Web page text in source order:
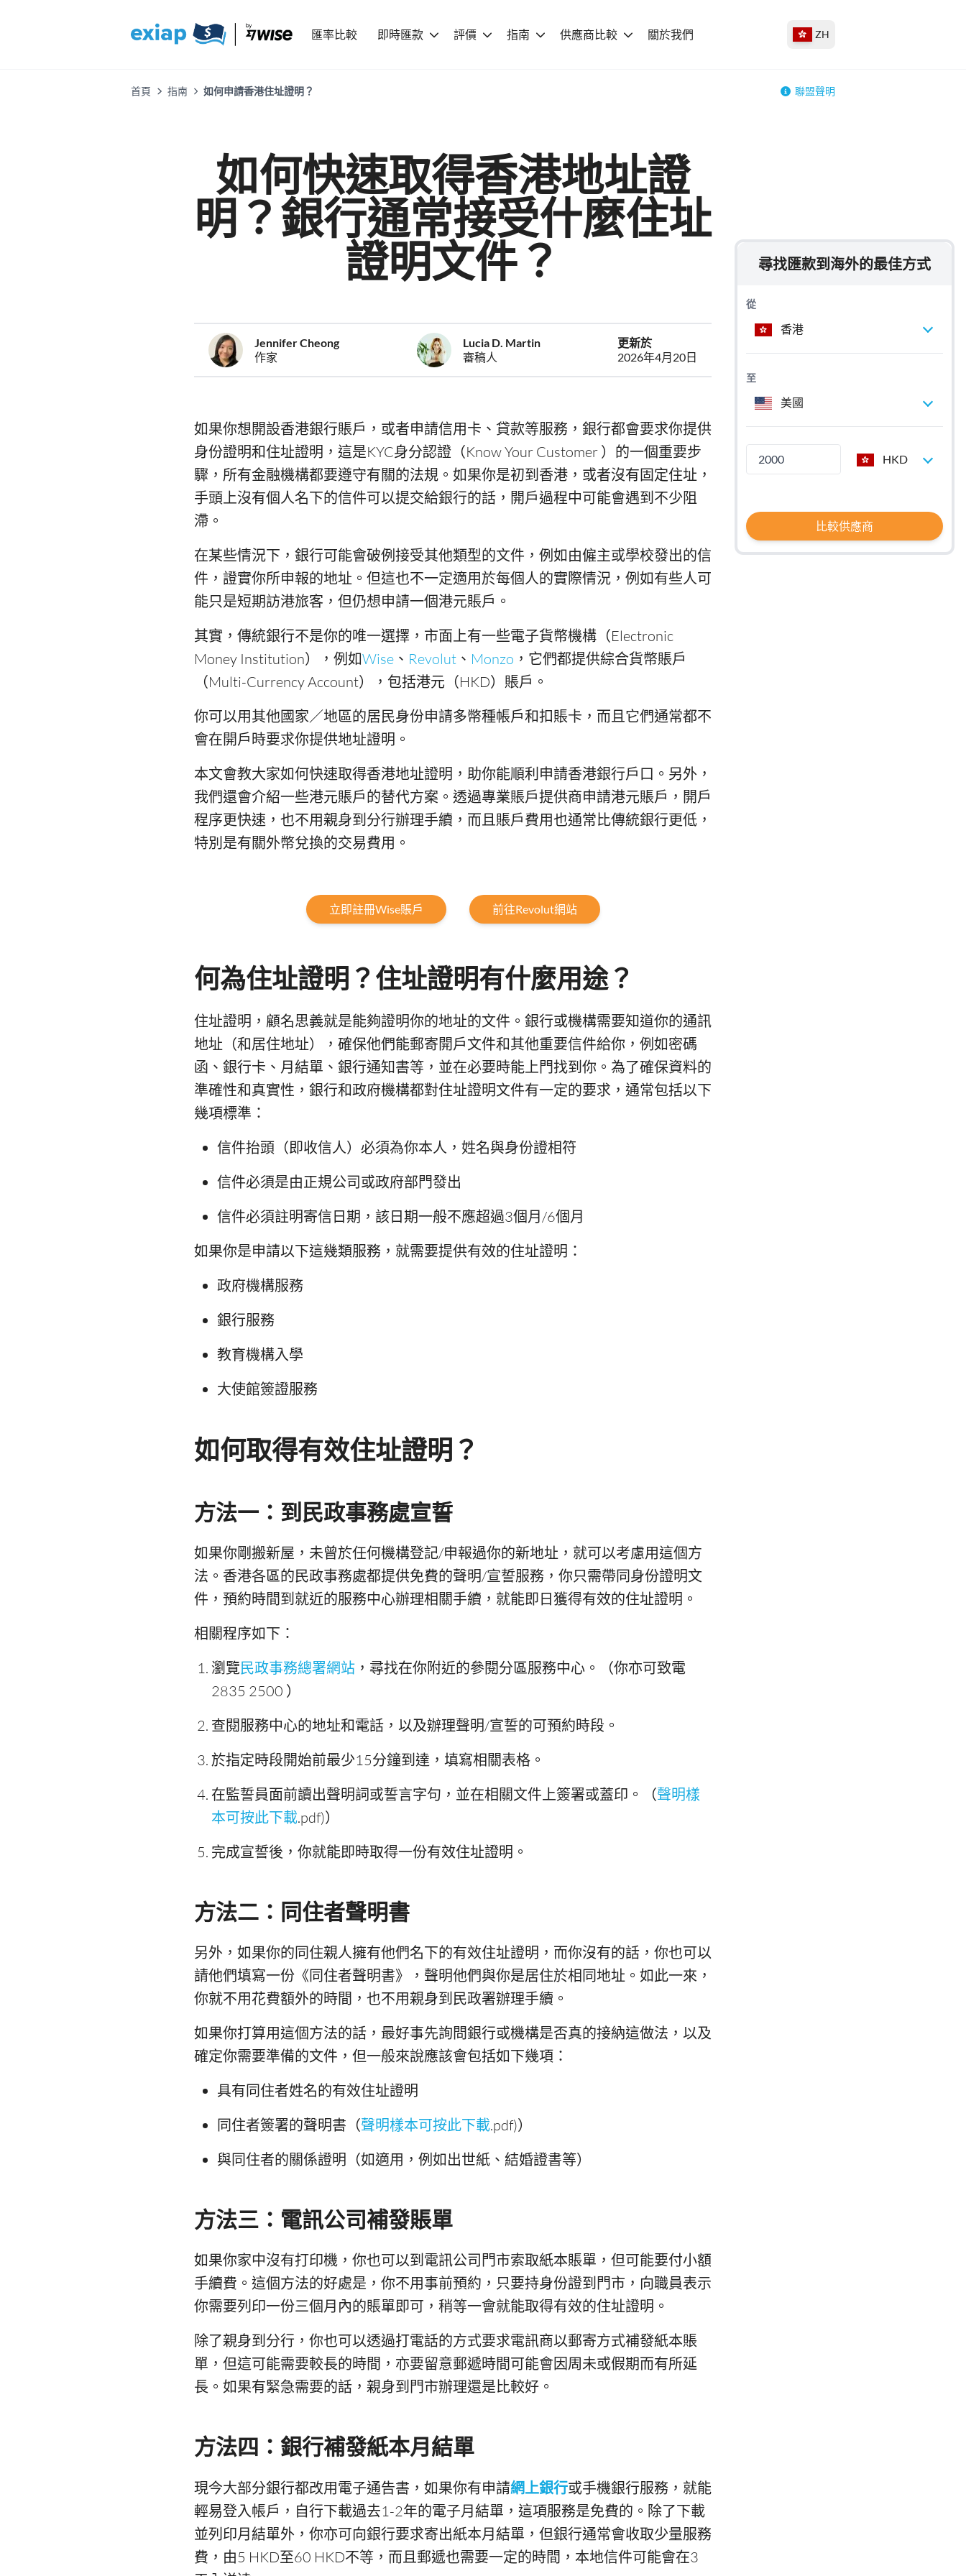
匯率比較 即時匯款 評價 指南 供應商比較 關於我們 ZH
首頁 指南 如何申請香港住址證明？ 聯盟聲明
如何快速取得香港地址證
明？銀行通常接受什麼住址
證明文件？
Jennifer Cheong
作家
Lucia D. Martin
審稿人
更新於
2026年4月20日
如果你想開設香港銀行賬戶，或者申請信用卡、貸款等服務，銀行都會要求你提供
身份證明和住址證明，這是KYC身分認證（Know Your Customer ）的一個重要步
驟，所有金融機構都要遵守有關的法規。如果你是初到香港，或者沒有固定住址，
手頭上沒有個人名下的信件可以提交給銀行的話，開戶過程中可能會遇到不少阻
滯。
在某些情況下，銀行可能會破例接受其他類型的文件，例如由僱主或學校發出的信
件，證實你所申報的地址。但這也不一定適用於每個人的實際情況，例如有些人可
能只是短期訪港旅客，但仍想申請一個港元賬戶。
其實，傳統銀行不是你的唯一選擇，市面上有一些電子貨幣機構（Electronic
Money Institution），例如Wise 、 Revolut 、 Monzo ，它們都提供綜合貨幣賬戶
（Multi-Currency Account），包括港元（HKD）賬戶。
你可以用其他國家／地區的居民身份申請多幣種帳戶和扣賬卡，而且它們通常都不
會在開戶時要求你提供地址證明。
本文會教大家如何快速取得香港地址證明，助你能順利申請香港銀行戶口。另外，
我們還會介紹一些港元賬戶的替代方案。透過專業賬戶提供商申請港元賬戶，開戶
程序更快速，也不用親身到分行辦理手續，而且賬戶費用也通常比傳統銀行更低，
特別是有關外幣兌換的交易費用。
立即註冊Wise賬戶 前往Revolut網站
何為住址證明？住址證明有什麼用途？
住址證明，顧名思義就是能夠證明你的地址的文件。銀行或機構需要知道你的通訊
地址（和居住地址），確保他們能郵寄開戶文件和其他重要信件給你，例如密碼
函、銀行卡、月結單、銀行通知書等，並在必要時能上門找到你。為了確保資料的
準確性和真實性，銀行和政府機構都對住址證明文件有一定的要求，通常包括以下
幾項標準：
信件抬頭（即收信人）必須為你本人，姓名與身份證相符
信件必須是由正規公司或政府部門發出
信件必須註明寄信日期，該日期一般不應超過3個月/6個月
如果你是申請以下這幾類服務，就需要提供有效的住址證明：
政府機構服務
銀行服務
教育機構入學
大使館簽證服務
如何取得有效住址證明？
方法一：到民政事務處宣誓
如果你剛搬新屋，未曾於任何機構登記/申報過你的新地址，就可以考慮用這個方
法。香港各區的民政事務處都提供免費的聲明/宣誓服務，你只需帶同身份證明文
件，預約時間到就近的服務中心辦理相關手續，就能即日獲得有效的住址證明。
相關程序如下：
瀏覽民政事務總署網站 ，尋找在你附近的參閱分區服務中心。（你亦可致電
2835 2500 ）
查閱服務中心的地址和電話，以及辦理聲明/宣誓的可預約時段。
於指定時段開始前最少15分鐘到達，填寫相關表格。
在監誓員面前讀出聲明詞或誓言字句，並在相關文件上簽署或蓋印。（聲明樣
本可按此下載.pdf)）
完成宣誓後，你就能即時取得一份有效住址證明。
方法二：同住者聲明書
另外，如果你的同住親人擁有他們名下的有效住址證明，而你沒有的話，你也可以
請他們填寫一份《同住者聲明書》，聲明他們與你是居住於相同地址。如此一來，
你就不用花費額外的時間，也不用親身到民政署辦理手續。
如果你打算用這個方法的話，最好事先詢問銀行或機構是否真的接納這做法，以及
確定你需要準備的文件，但一般來說應該會包括如下幾項：
具有同住者姓名的有效住址證明
同住者簽署的聲明書（聲明樣本可按此下載.pdf)）
與同住者的關係證明（如適用，例如出世紙、結婚證書等）
方法三：電訊公司補發賬單
如果你家中沒有打印機，你也可以到電訊公司門市索取紙本賬單，但可能要付小額
手續費。這個方法的好處是，你不用事前預約，只要持身份證到門市，向職員表示
你需要列印一份三個月內的賬單即可，稍等一會就能取得有效的住址證明。
除了親身到分行，你也可以透過打電話的方式要求電訊商以郵寄方式補發紙本賬
單，但這可能需要較長的時間，亦要留意郵遞時間可能會因周未或假期而有所延
長。如果有緊急需要的話，親身到門市辦理還是比較好。
方法四：銀行補發紙本月結單
現今大部分銀行都改用電子通告書，如果你有申請網上銀行或手機銀行服務，就能
輕易登入帳戶，自行下載過去1-2年的電子月結單，這項服務是免費的。除了下載
並列印月結單外，你亦可向銀行要求寄出紙本月結單，但銀行通常會收取少量服務
費，由5 HKD至60 HKD不等，而且郵遞也需要一定的時間，本地信件可能會在3
尋找匯款到海外的最佳方式
從
香港
至
美國
HKD
比較供應商